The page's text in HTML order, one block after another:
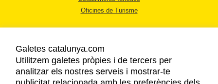
Oficines de Turisme
AVÍS LEGAL
Galetes catalunya.com
Utilitzem galetes pròpies i de tercers per
analitzar els nostres serveis i mostrar-te